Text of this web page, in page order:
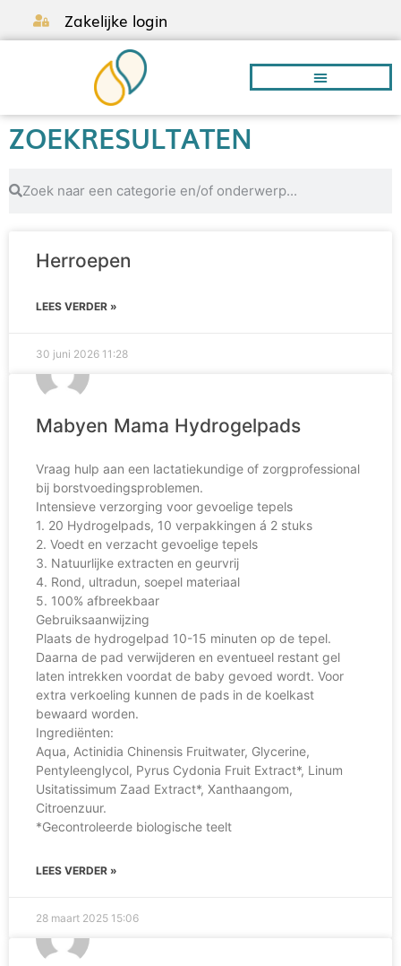
Zakelijke login
ZOEKRESULTATEN
Herroepen
LEES VERDER »
30 juni 2026 11:28
Mabyen Mama Hydrogelpads
Vraag hulp aan een lactatiekundige of zorgprofessional
bij borstvoedingsproblemen.
Intensieve verzorging voor gevoelige tepels
1. 20 Hydrogelpads, 10 verpakkingen á 2 stuks
2. Voedt en verzacht gevoelige tepels
3. Natuurlijke extracten en geurvrij
4. Rond, ultradun, soepel materiaal
5. 100% afbreekbaar
Gebruiksaanwijzing
Plaats de hydrogelpad 10-15 minuten op de tepel.
Daarna de pad verwijderen en eventueel restant gel
laten intrekken voordat de baby gevoed wordt. Voor
extra verkoeling kunnen de pads in de koelkast
bewaard worden.
Ingrediënten:
Aqua, Actinidia Chinensis Fruitwater, Glycerine,
Pentyleenglycol, Pyrus Cydonia Fruit Extract*, Linum
Usitatissimum Zaad Extract*, Xanthaangom,
Citroenzuur.
*Gecontroleerde biologische teelt
LEES VERDER »
28 maart 2025 15:06